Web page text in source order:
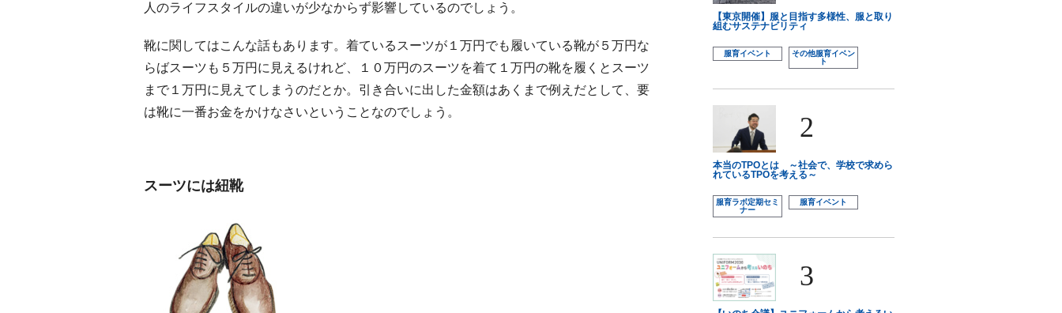
人のライフスタイルの違いが少なからず影響しているのでしょう。
靴に関してはこんな話もあります。着ているスーツが１万円でも履いている靴が５万円な
らばスーツも５万円に見えるけれど、１０万円のスーツを着て１万円の靴を履くとスーツ
まで１万円に見えてしまうのだとか。引き合いに出した金額はあくまで例えだとして、要
は靴に一番お金をかけなさいということなのでしょう。
スーツには紐靴
【東京開催】服と目指す多様性、服と取り
組むサステナビリティ
服育イベント
その他服育イベン
ト
2
本当のTPOとは ～社会で、学校で求めら
れているTPOを考える～
服育ラボ定期セミ
ナー
服育イベント
3